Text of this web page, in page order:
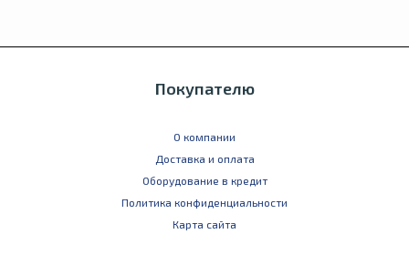
Покупателю
О компании
Доставка и оплата
Оборудование в кредит
Политика конфиденциальности
Карта сайта